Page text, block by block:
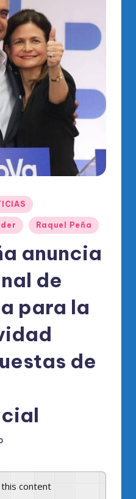
Raquel Peña
anuncia
de
para la
de
this content